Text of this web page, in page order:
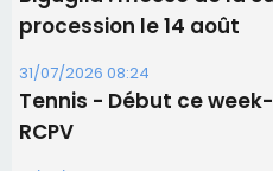
Commandant Antoine
Les plus lus